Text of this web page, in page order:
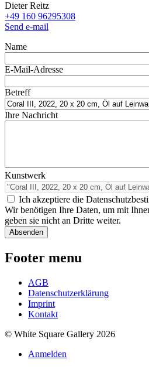
Dieter Reitz
+49 160 96295308
Send e-mail
Name
E-Mail-Adresse
Betreff
Ihre Nachricht
Kunstwerk
Ich akzeptiere die
Wir benötigen Ihre Daten, um mit
geben sie nicht an Dritte weiter.
Footer menu
AGB
Datenschutzerklärung
Imprint
Kontakt
© White Square Gallery 2026
Anmelden